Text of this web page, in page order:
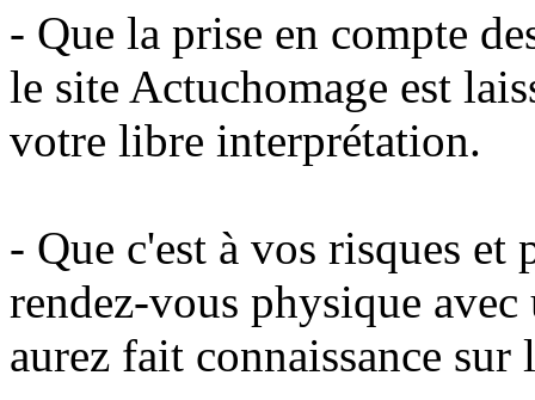
- Que la prise en compte
le site Actuchomage est
votre libre interprétation.
- Que c'est à vos risques
rendez-vous physique
aurez fait connaissance sur